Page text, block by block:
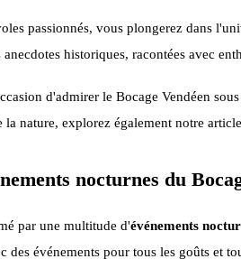
passionnés, vous plongerez dans
historiques, racontées avec
d'admirer le Bocage Vendéen
la nature, explorez également notre
nocturnes du
par une multitude d'événements
des événements pour tous les goûts et